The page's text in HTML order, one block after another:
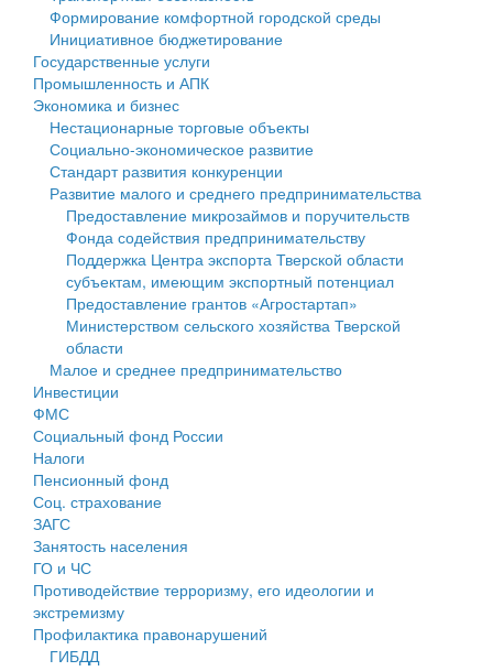
Государственные услуги
Промышленность и АПК
Экономика и бизнес
Символика
Устав
Гостям округа
Туризм
Культура
Образование
Здравоохранение
Социальная защита
Фотоальбом
муниципального округа Тверской области
Администрация Кашинского муниципального округа
Тверской области
Управление сельскими территориями
Открытые данные
Работа с обращениями граждан
Муниципальный контроль
Муниципальные услуги
Проекты административных регламентов
Антимонопольный комплаенс
Противодействие коррупции
Финансовое управление
Бюджет для граждан
Имущество
Выявление правообладателей ранее учтенных
объектов недвижимости
Имущественная поддержка субъектов малого и
среднего предпринимательства
Информационная поддержка субъектов малого и
среднего предпринимательства
Муниципальные программы
Контрольно-счетная палата
Персональные данные
Оценка регулирующего воздействия
Деятельность МУ
Нормативы градостроительного проектирования
Формирование комфортной городской среды
Инициативное бюджетирование
Государственные услуги
Промышленность и АПК
Экономика и бизнес
Нестационарные торговые объекты
Социально-экономическое развитие
Стандарт развития конкуренции
Развитие малого и среднего предпринимательства
Предоставление микрозаймов и поручительств
Фонда содействия предпринимательству
Поддержка Центра экспорта Тверской области
субъектам, имеющим экспортный потенциал
Предоставление грантов «Агростартап»
Министерством сельского хозяйства Тверской
области
Малое и среднее предпринимательство
Инвестиции
ФМС
Социальный фонд России
Налоги
Пенсионный фонд
Соц. страхование
ЗАГС
Занятость населения
ГО и ЧС
Противодействие терроризму, его идеологии и
экстремизму
Профилактика правонарушений
ГИБДД